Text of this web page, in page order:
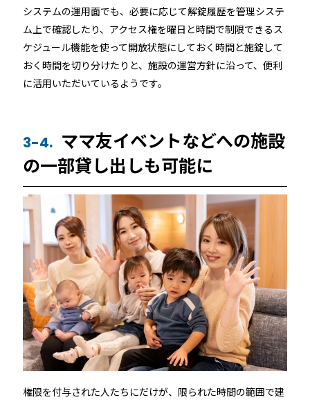
システムの運用面でも、必要に応じて解錠履歴を管理システ
ム上で確認したり、アクセス権を曜日と時間で制限できるス
ケジュール機能を使って開放状態にしておく時間と施錠して
おく時間を切り分けたりと、施設の運営方針に沿って、便利
に活用いただいているようです。
3-4. ママ友イベントなどへの施設
の一部貸し出しも可能に
権限を付与された人たちにだけが、限られた時間の範囲で建